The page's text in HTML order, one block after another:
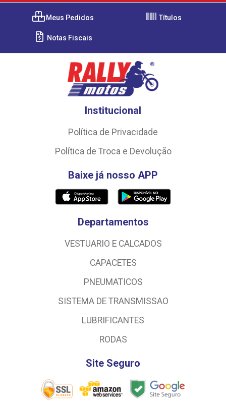
Meus Pedidos Títulos
Notas Fiscais
Institucional
Política de Privacidade
Política de Troca e Devolução
Baixe já nosso APP
Departamentos
VESTUARIO E CALCADOS
CAPACETES
PNEUMATICOS
SISTEMA DE TRANSMISSAO
LUBRIFICANTES
RODAS
Site Seguro